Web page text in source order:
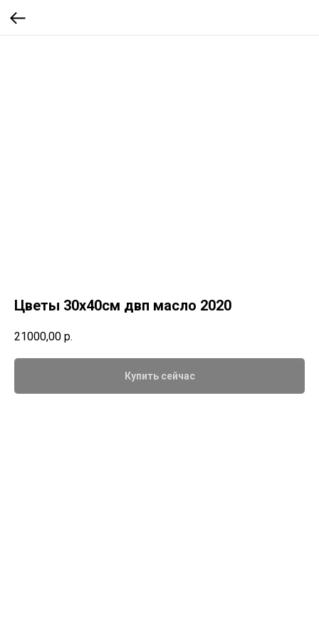
Цветы 30х40см двп масло 2020
21000,00 р.
Купить сейчас